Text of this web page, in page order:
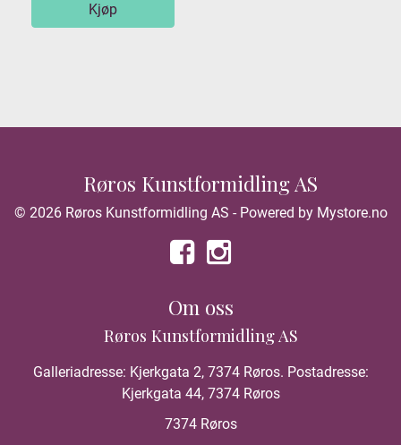
Kjøp
Røros Kunstformidling AS
© 2026 Røros Kunstformidling AS - Powered by Mystore.no
Om oss
Røros Kunstformidling AS
Galleriadresse: Kjerkgata 2, 7374 Røros. Postadresse:
Kjerkgata 44, 7374 Røros
7374 Røros